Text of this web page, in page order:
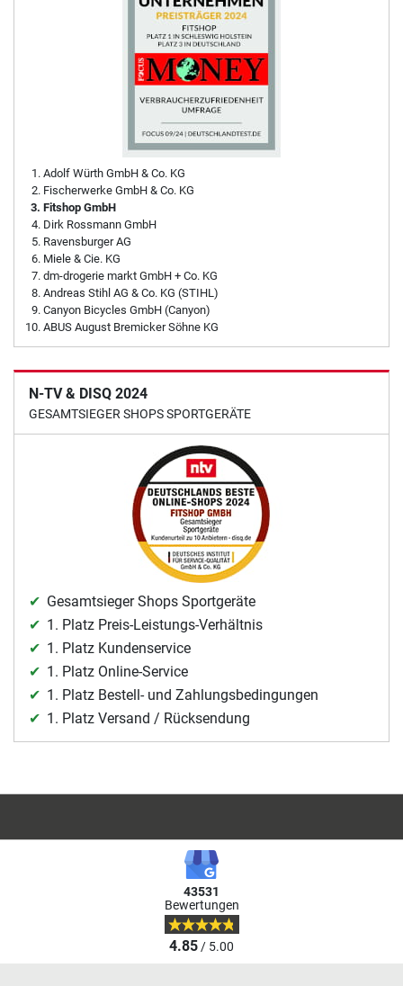
Adolf Würth GmbH & Co. KG
Fischerwerke GmbH & Co. KG
Fitshop GmbH
Dirk Rossmann GmbH
Ravensburger AG
Miele & Cie. KG
dm-drogerie markt GmbH + Co. KG
Andreas Stihl AG & Co. KG (STIHL)
Canyon Bicycles GmbH (Canyon)
ABUS August Bremicker Söhne KG
N-TV & DISQ 2024
GESAMTSIEGER SHOPS SPORTGERÄTE
Gesamtsieger Shops Sportgeräte
1. Platz Preis-Leistungs-Verhältnis
1. Platz Kundenservice
1. Platz Online-Service
1. Platz Bestell- und Zahlungsbedingungen
1. Platz Versand / Rücksendung
43531
Bewertungen
4.85/ 5.00